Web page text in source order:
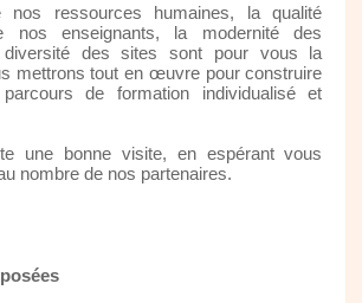
nos ressources humaines, la qualité
nos enseignants, la modernité des
des sites sont pour vous la
mettrons tout en œuvre pour construire
de formation individualisé et
une bonne visite, en espérant vous
nombre de nos partenaires.